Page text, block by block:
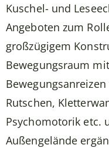
Kuschel- und
Angeboten zum
großzügigem
Bewegungsraum
Rutschen,
Psychomotorik etc.
Außengelände